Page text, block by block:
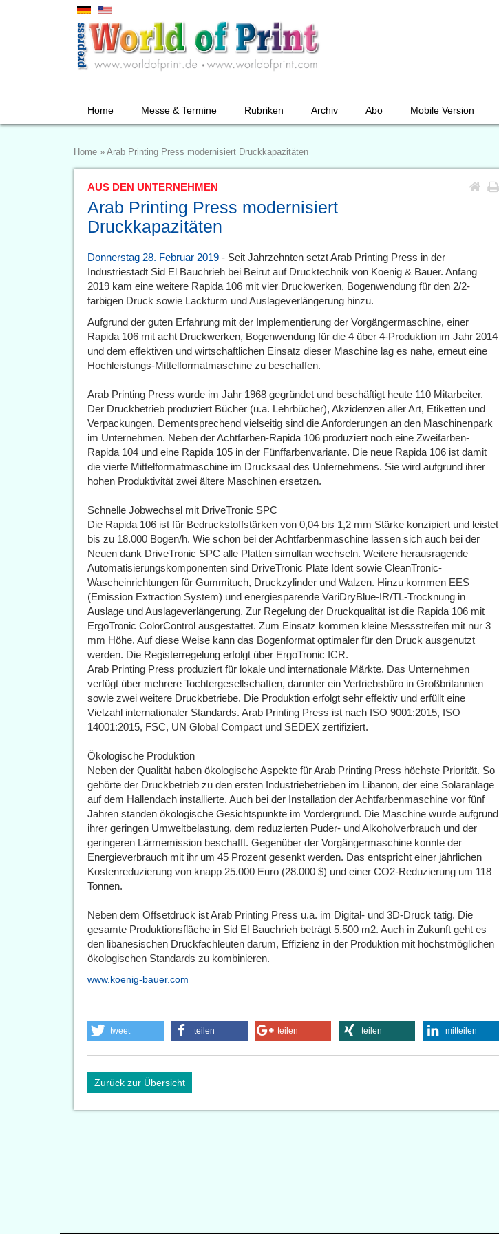
Home Messe & Termine Rubriken Archiv Abo Mobile Version
Home » Arab Printing Press modernisiert Druckkapazitäten
AUS DEN UNTERNEHMEN
Arab Printing Press modernisiert
Druckkapazitäten
Donnerstag 28. Februar 2019 - Seit Jahrzehnten setzt Arab Printing Press in der
Industriestadt Sid El Bauchrieh bei Beirut auf Drucktechnik von Koenig & Bauer. Anfang
2019 kam eine weitere Rapida 106 mit vier Druckwerken, Bogenwendung für den 2/2-
farbigen Druck sowie Lackturm und Auslageverlängerung hinzu.
Aufgrund der guten Erfahrung mit der Implementierung der Vorgängermaschine, einer
Rapida 106 mit acht Druckwerken, Bogenwendung für die 4 über 4-Produktion im Jahr 2014
und dem effektiven und wirtschaftlichen Einsatz dieser Maschine lag es nahe, erneut eine
Hochleistungs-Mittelformatmaschine zu beschaffen.
Arab Printing Press wurde im Jahr 1968 gegründet und beschäftigt heute 110 Mitarbeiter.
Der Druckbetrieb produziert Bücher (u.a. Lehrbücher), Akzidenzen aller Art, Etiketten und
Verpackungen. Dementsprechend vielseitig sind die Anforderungen an den Maschinenpark
im Unternehmen. Neben der Achtfarben-Rapida 106 produziert noch eine Zweifarben-
Rapida 104 und eine Rapida 105 in der Fünffarbenvariante. Die neue Rapida 106 ist damit
die vierte Mittelformatmaschine im Drucksaal des Unternehmens. Sie wird aufgrund ihrer
hohen Produktivität zwei ältere Maschinen ersetzen.
Schnelle Jobwechsel mit DriveTronic SPC
Die Rapida 106 ist für Bedruckstoffstärken von 0,04 bis 1,2 mm Stärke konzipiert und leistet
bis zu 18.000 Bogen/h. Wie schon bei der Achtfarbenmaschine lassen sich auch bei der
Neuen dank DriveTronic SPC alle Platten simultan wechseln. Weitere herausragende
Automatisierungskomponenten sind DriveTronic Plate Ident sowie CleanTronic-
Wascheinrichtungen für Gummituch, Druckzylinder und Walzen. Hinzu kommen EES
(Emission Extraction System) und energiesparende VariDryBlue-IR/TL-Trocknung in
Auslage und Auslageverlängerung. Zur Regelung der Druckqualität ist die Rapida 106 mit
ErgoTronic ColorControl ausgestattet. Zum Einsatz kommen kleine Messstreifen mit nur 3
mm Höhe. Auf diese Weise kann das Bogenformat optimaler für den Druck ausgenutzt
werden. Die Registerregelung erfolgt über ErgoTronic ICR.
Arab Printing Press produziert für lokale und internationale Märkte. Das Unternehmen
verfügt über mehrere Tochtergesellschaften, darunter ein Vertriebsbüro in Großbritannien
sowie zwei weitere Druckbetriebe. Die Produktion erfolgt sehr effektiv und erfüllt eine
Vielzahl internationaler Standards. Arab Printing Press ist nach ISO 9001:2015, ISO
14001:2015, FSC, UN Global Compact und SEDEX zertifiziert.
Ökologische Produktion
Neben der Qualität haben ökologische Aspekte für Arab Printing Press höchste Priorität. So
gehörte der Druckbetrieb zu den ersten Industriebetrieben im Libanon, der eine Solaranlage
auf dem Hallendach installierte. Auch bei der Installation der Achtfarbenmaschine vor fünf
Jahren standen ökologische Gesichtspunkte im Vordergrund. Die Maschine wurde aufgrund
ihrer geringen Umweltbelastung, dem reduzierten Puder- und Alkoholverbrauch und der
geringeren Lärmemission beschafft. Gegenüber der Vorgängermaschine konnte der
Energieverbrauch mit ihr um 45 Prozent gesenkt werden. Das entspricht einer jährlichen
Kostenreduzierung von knapp 25.000 Euro (28.000 $) und einer CO2-Reduzierung um 118
Tonnen.
Neben dem Offsetdruck ist Arab Printing Press u.a. im Digital- und 3D-Druck tätig. Die
gesamte Produktionsfläche in Sid El Bauchrieh beträgt 5.500 m2. Auch in Zukunft geht es
den libanesischen Druckfachleuten darum, Effizienz in der Produktion mit höchstmöglichen
ökologischen Standards zu kombinieren.
www.koenig-bauer.com
tweet teilen teilen teilen mitteilen
Zurück zur Übersicht